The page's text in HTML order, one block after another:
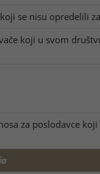
se nisu opredelili
koji u svom
za poslodavce